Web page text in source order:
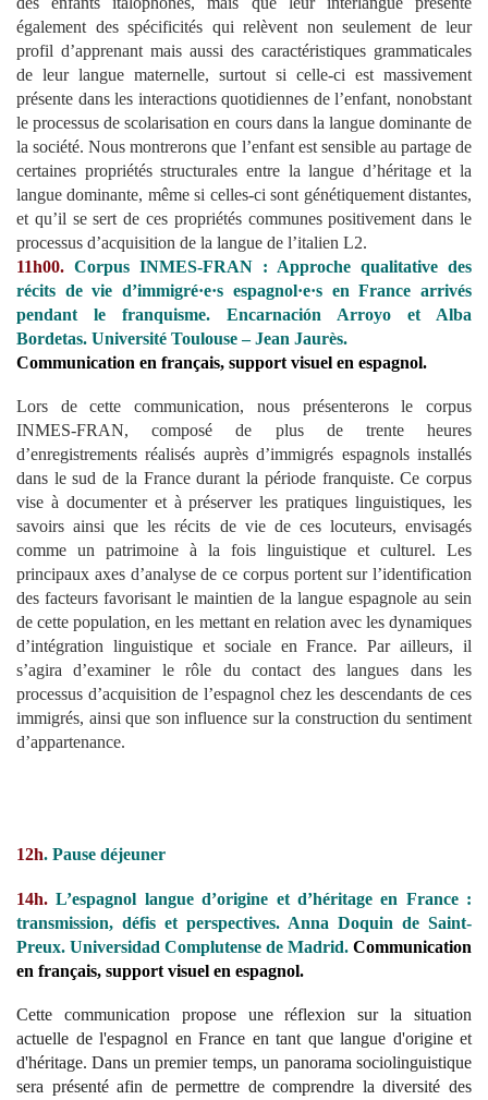
également des spécificités qui relèvent non seulement de leur
profil d’apprenant mais aussi des caractéristiques grammaticales
de leur langue maternelle, surtout si celle-ci est massivement
présente dans les interactions quotidiennes de l’enfant, nonobstant
le processus de scolarisation en cours dans la langue dominante de
la société. Nous montrerons que l’enfant est sensible au partage de
certaines propriétés structurales entre la langue d’héritage et la
langue dominante, même si celles-ci sont génétiquement distantes,
et qu’il se sert de ces propriétés communes positivement dans le
processus d’acquisition de la langue de l’italien L2.
11h00. Corpus INMES-FRAN : Approche qualitative des
récits de vie d’immigré·e·s espagnol·e·s en France arrivés
pendant le franquisme. Encarnación Arroyo et Alba
Bordetas. Université Toulouse – Jean Jaurès.
Communication en français, support visuel en espagnol.
Lors de cette communication, nous présenterons le corpus
INMES-FRAN, composé de plus de trente heures
d’enregistrements réalisés auprès d’immigrés espagnols installés
dans le sud de la France durant la période franquiste. Ce corpus
vise à documenter et à préserver les pratiques linguistiques, les
savoirs ainsi que les récits de vie de ces locuteurs, envisagés
comme un patrimoine à la fois linguistique et culturel. Les
principaux axes d’analyse de ce corpus portent sur l’identification
des facteurs favorisant le maintien de la langue espagnole au sein
de cette population, en les mettant en relation avec les dynamiques
d’intégration linguistique et sociale en France. Par ailleurs, il
s’agira d’examinerle rôle du contact des langues dans les
processus d’acquisition de l’espagnol chez les descendants de ces
immigrés, ainsi que son influence sur la construction du sentiment
d’appartenance.
12h. Pause déjeuner
14h.L’espagnol langue d’origine et d’héritage en France :
transmission, défis et perspectives. Anna Doquin de Saint-
Preux. Universidad Complutense de Madrid. Communication
en français, support visuel en espagnol.
Cette communication propose une réflexion sur la situation
actuelle de l'espagnol en France en tant que langue d'origine et
d'héritage. Dans un premier temps, un panorama sociolinguistique
sera présenté afin de permettre de comprendre la diversité des